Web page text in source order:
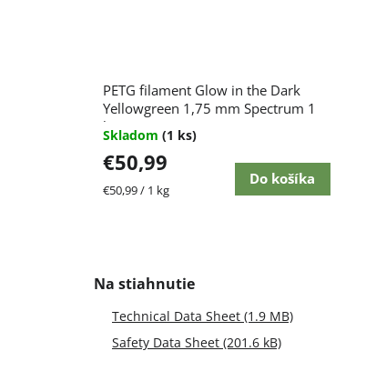
PETG filament Glow in the Dark
Yellowgreen 1,75 mm Spectrum 1
kg
Skladom (1 ks)
€50,99
Jednotková
€50,99 / 1 kg
Do košíka
Technical Data Sheet (1.9 MB)
Safety Data Sheet (201.6 kB)